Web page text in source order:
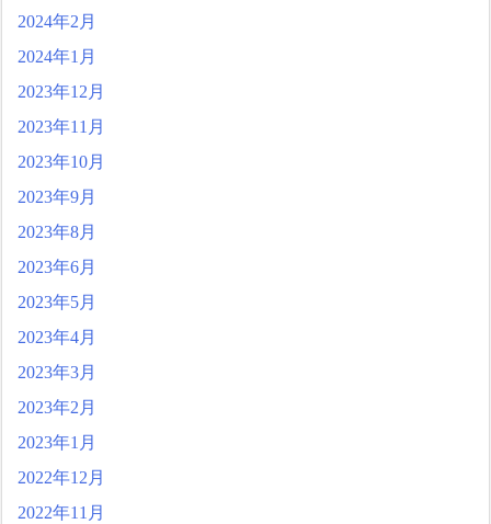
2024年2月
2024年1月
2023年12月
2023年11月
2023年10月
2023年9月
2023年8月
2023年6月
2023年5月
2023年4月
2023年3月
2023年2月
2023年1月
2022年12月
2022年11月